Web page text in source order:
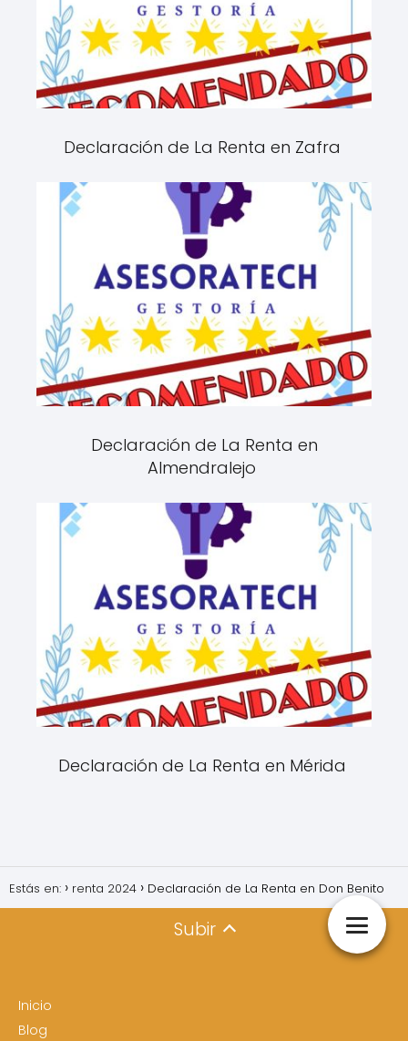
Declaración de La Renta en Zafra
Declaración de La Renta en
Almendralejo
Declaración de La Renta en Mérida
Estás en: renta 2024 Declaración de La Renta en Don Benito
Subir
Inicio
Blog